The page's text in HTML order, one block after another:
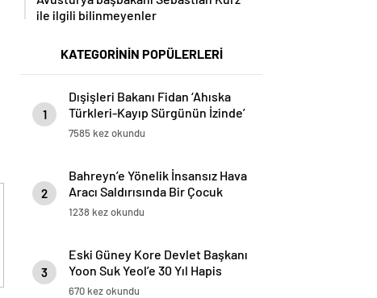
ile ilgili bilinmeyenler
KATEGORİNİN POPÜLERLERİ
1
Dışişleri Bakanı Fidan ‘Ahıska
Türkleri-Kayıp Sürgünün İzinde’
Sergisinin Açılışına Katıldı
7585 kez okundu
2
Bahreyn’e Yönelik İnsansız Hava
Aracı Saldırısında Bir Çocuk
Yaralandı
1238 kez okundu
3
Eski Güney Kore Devlet Başkanı
Yoon Suk Yeol’e 30 Yıl Hapis
Cezası
670 kez okundu